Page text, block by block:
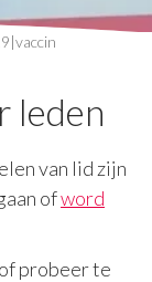
leden
van lid zijn
ofword
of probeer te